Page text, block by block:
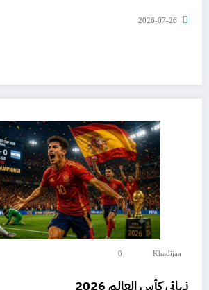
2026-07-26
Khadijaa
0
نهائي كأس العالم 2026